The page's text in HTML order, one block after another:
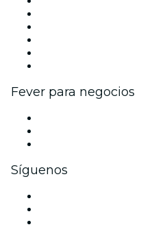
Fever para negocios
Síguenos